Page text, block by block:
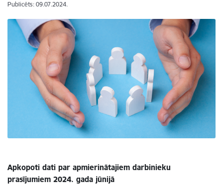
Publicēts: 09.07.2024.
Apkopoti dati par apmierinātajiem darbinieku
prasījumiem 2024. gada jūnijā